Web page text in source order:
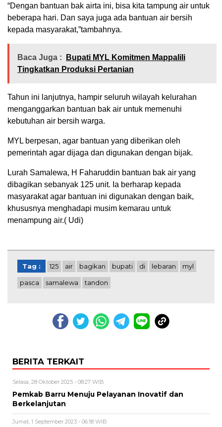
“Dengan bantuan bak airta ini, bisa kita tampung air untuk
beberapa hari. Dan saya juga ada bantuan air bersih
kepada masyarakat,”tambahnya.
Baca Juga :
Bupati MYL Komitmen Mappalili
Tingkatkan Produksi Pertanian
Tahun ini lanjutnya, hampir seluruh wilayah kelurahan
menganggarkan bantuan bak air untuk memenuhi
kebutuhan air bersih warga.
MYL berpesan, agar bantuan yang diberikan oleh
pemerintah agar dijaga dan digunakan dengan bijak.
Lurah Samalewa, H Faharuddin bantuan bak air yang
dibagikan sebanyak 125 unit. Ia berharap kepada
masyarakat agar bantuan ini digunakan dengan baik,
khususnya menghadapi musim kemarau untuk
menampung air.( Udi)
Tag : 125 air bagikan bupati di lebaran myl
pasca samalewa tandon
BERITA TERKAIT
Selasa, 28 Oktober 2025 - 08:27 WIB
Pemkab Barru Menuju Pelayanan Inovatif dan
Berkelanjutan
Jumat, 1 September 2023 - 06:18 WIB